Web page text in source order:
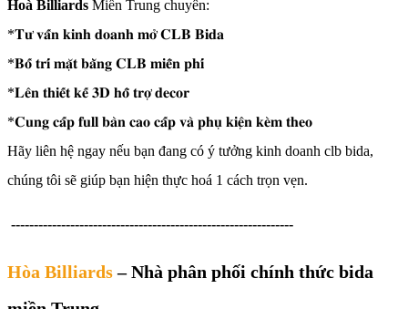
Hoà Billiards Miền Trung chuyên:
*𝐓𝐮̛ 𝐯𝐚̂́𝐧 𝐤𝐢𝐧𝐡 𝐝𝐨𝐚𝐧𝐡 𝐦𝐨̛̉ 𝐂𝐋𝐁 𝐁𝐢𝐝𝐚
*𝐁𝐨̂́ 𝐭𝐫𝐢́ 𝐦𝐚̣̆𝐭 𝐛𝐚̆̀𝐧𝐠 𝐂𝐋𝐁 𝐦𝐢𝐞̂̃𝐧 𝐩𝐡𝐢́
*𝐋𝐞̂𝐧 𝐭𝐡𝐢𝐞̂́𝐭 𝐤𝐞̂́ 𝟑𝐃 𝐡𝐨̂̃ 𝐭𝐫𝐨̛̣ 𝐝𝐞𝐜𝐨𝐫
*𝐂𝐮𝐧𝐠 𝐜𝐚̂́𝐩 𝐟𝐮𝐥𝐥 𝐛𝐚̀𝐧 𝐜𝐚𝐨 𝐜𝐚̂́𝐩 𝐯𝐚̀ 𝐩𝐡𝐮̣ 𝐤𝐢𝐞̣̂𝐧 𝐤𝐞̀𝐦 𝐭𝐡𝐞𝐨
Hãy liên hệ ngay nếu bạn đang có ý tưởng kinh doanh clb bida,
chúng tôi sẽ giúp bạn hiện thực hoá 1 cách trọn vẹn.
--------------------------------------------------------------
Hòa Billiards– Nhà phân phối chính thức bida